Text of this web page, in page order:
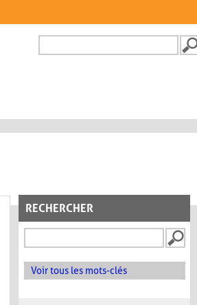
FORMULAIRE DE
RECHERCHER
Voir tous les mots-clés